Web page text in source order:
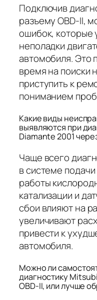
Подключив
разъему OBD-II,
ошибок, которые
неполадки
автомобиля. Это
время на поиски
приступить к
пониманием
Какие виды
выявляются при
Diamante 2001
Чаще всего
в системе
работы
катализации и
сбои влияют на
увеличивают
привести к
автомобиля.
Можно ли
диагностику
OBD-II, или лучше